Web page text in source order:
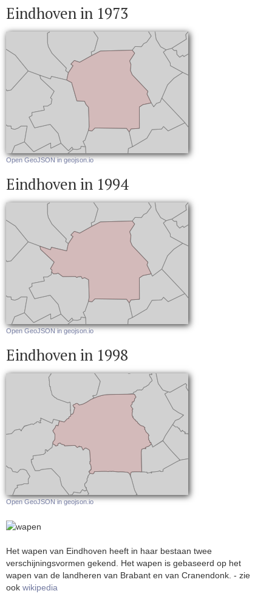
Eindhoven in 1973
Open GeoJSON in geojson.io
Eindhoven in 1994
Open GeoJSON in geojson.io
Eindhoven in 1998
Open GeoJSON in geojson.io
Het wapen van Eindhoven heeft in haar bestaan twee
verschijningsvormen gekend. Het wapen is gebaseerd op het
wapen van de landheren van Brabant en van Cranendonk. - zie
ook wikipedia